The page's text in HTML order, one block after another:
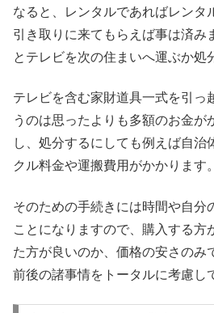
なると、レンタルであればレンタ
引き取りに来てもらえば事は済み
とテレビを次の住まいへ運ぶか処
テレビを含む家財道具一式を引っ
うのは思ったよりも多額のお金が
し、処分するにしても例えば自治
クル料金や運搬費用がかかります。
そのための手続きには時間や自分
ことになりますので、購入する方
た方が良いのか、価格の安さのみ
前後の諸事情をトータルに考慮し